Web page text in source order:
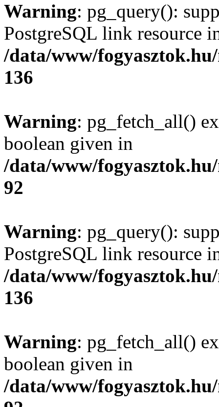
Warning: pg_query():
PostgreSQL link resource
/data/www/
136
Warning: pg_fetch_all()
boolean given in
/data/www/
92
Warning: pg_query():
PostgreSQL link resource
/data/www/
136
Warning: pg_fetch_all()
boolean given in
/data/www/